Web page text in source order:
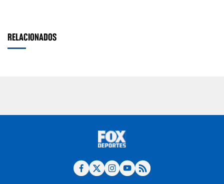
RELACIONADOS